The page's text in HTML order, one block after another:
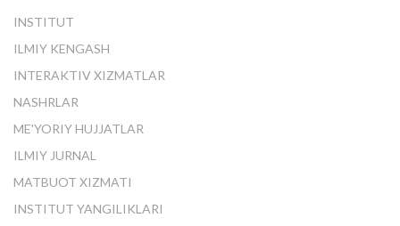
INSTITUT
ILMIY KENGASH
INTERAKTIV XIZMATLAR
NASHRLAR
ME'YORIY HUJJATLAR
ILMIY JURNAL
MATBUOT XIZMATI
INSTITUT YANGILIKLARI